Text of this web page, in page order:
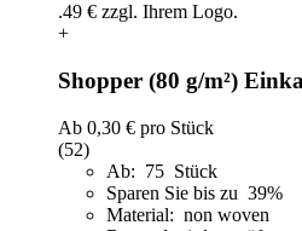
+
Shopper (80 g/m²)
Ab 0,30 € pro Stück
(52)
Ab: 75 Stück
Sparen Sie bis zu 39%
Material: non woven